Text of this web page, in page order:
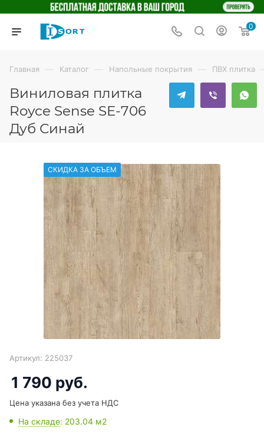
0
Главная — Каталог — Напольные покрытия — ПВХ плитка
Виниловая плитка
Royce Sense SE-706
Дуб Синай
СКИДКА ЗА ОБЪЕМ
Артикул: 225037
1 790 руб.
Цена указана без учета НДС
На складе: 203.04 м2